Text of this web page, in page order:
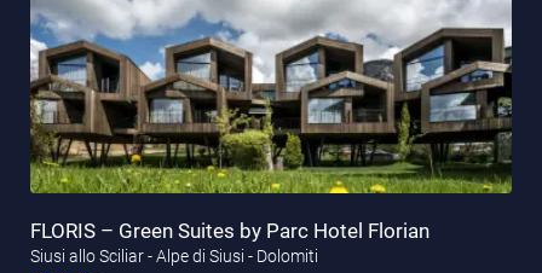
FLORIS – Green Suites by Parc Hotel Florian
Siusi allo Sciliar - Alpe di Siusi - Dolomiti